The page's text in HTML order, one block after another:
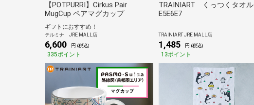
【POTPURRI】Cirkus Pair
MugCup ペアマグカップ
ギフトにおすすめ！
テルミナ JRE MALL店
6,600 円 (税込)
335ポイント
TRAINIART くっつくタオル
E5E6E7
TRAINIART JRE MALL店
1,485 円 (税込)
13ポイント